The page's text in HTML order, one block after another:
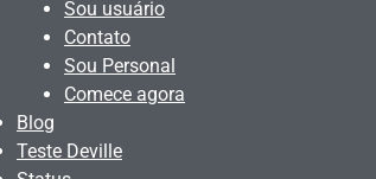
Sou usuário
Contato
Sou Personal
Comece agora
Blog
Teste Deville